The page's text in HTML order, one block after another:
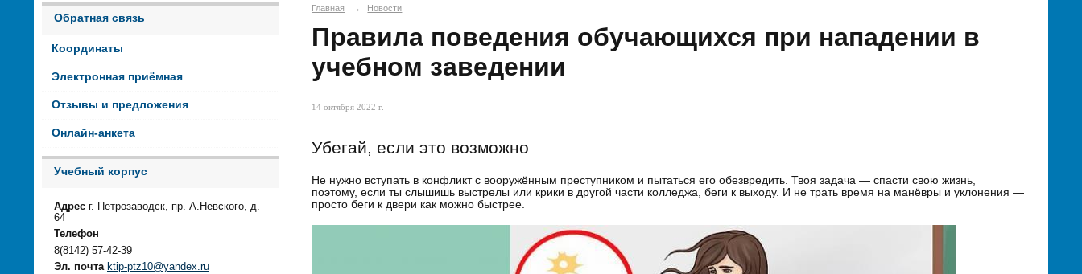
Обратная связь
Координаты
Электронная приёмная
Отзывы и предложения
Онлайн-анкета
Учебный корпус
Адрес г. Петрозаводск, пр. А.Невского, д.
64
Телефон
8(8142) 57-42-39
Эл. почта ktip-ptz10@yandex.ru
Главная → Новости
Правила поведения обучающихся при нападении в
учебном заведении
14 октября 2022 г.
Убегай, если это возможно
Не нужно вступать в конфликт с вооружённым преступником и пытаться его обезвредить. Твоя задача — спасти свою жизнь,
поэтому, если ты слышишь выстрелы или крики в другой части колледжа, беги к выходу. И не трать время на манёвры и уклонения —
просто беги к двери как можно быстрее.